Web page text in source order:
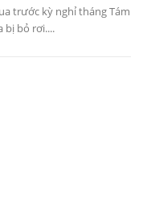
trước kỳ nghỉ tháng Tám
bị bỏ rơi....